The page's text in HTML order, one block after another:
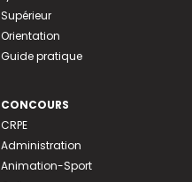
Supérieur
Orientation
Guide pratique
CONCOURS
CRPE
Administration
Animation-Sport